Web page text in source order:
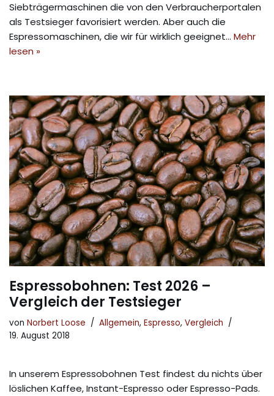
Siebträgermaschinen die von den Verbraucherportalen
als Testsieger favorisiert werden. Aber auch die
Espressomaschinen, die wir für wirklich geeignet… Mehr
lesen »
Espressobohnen: Test 2026 –
Vergleich der Testsieger
von Norbert Loose Allgemein, Espresso, Vergleich
19. August 2018
In unserem Espressobohnen Test findest du nichts über
löslichen Kaffee, Instant-Espresso oder Espresso-Pads.